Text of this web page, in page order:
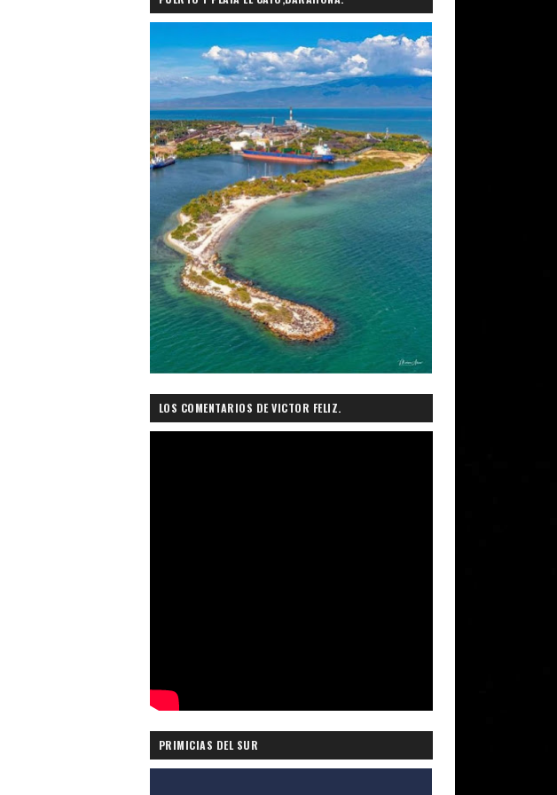
LOS COMENTARIOS DE VICTOR FELIZ.
PRIMICIAS DEL SUR